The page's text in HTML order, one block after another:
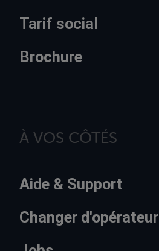
Tarif social
Brochure
À VOS CÔTÉS
Aide & Support
Changer d'opérateur